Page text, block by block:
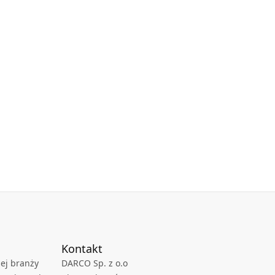
branży
Kontakt
DARCO Sp. z o.o